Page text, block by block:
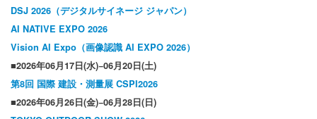
DSJ 2026（デジタルサイネージ ジャパン）
AI NATIVE EXPO 2026
Vision AI Expo（画像認識 AI EXPO 2026）
■2026年06月17日(水)−06月20日(土)
第8回 国際 建設・測量展 CSPI2026
■2026年06月26日(金)−06月28日(日)